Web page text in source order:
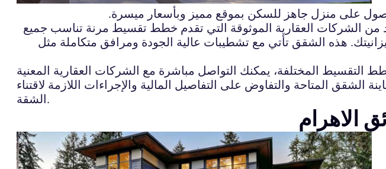
على منزل جاهز للسكن بموقع مميز وبأسعار ميسرة.
الشركات العقارية الموثوقة التي تقدم خطط تقسيط مرنة تناسب جميع
هذه الشقق تأتي مع تشطيبات عالية الجودة ومرافق متكاملة مثل
المختلفة، يمكنك التواصل مباشرة مع الشركات العقارية المعنية
المتاحة والتفاوض على التفاصيل المالية والإجراءات اللازمة لاقتناء
الشقة.
الاهرام